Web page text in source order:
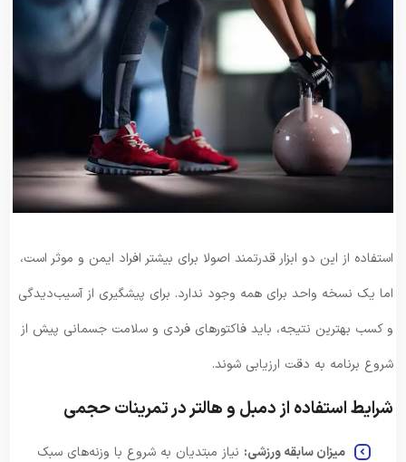
استفاده از این دو ابزار قدرتمند اصولا برای بیشتر افراد ایمن و موثر است،
اما یک نسخه واحد برای همه وجود ندارد. برای پیشگیری از آسیب‌دیدگی
و کسب بهترین نتیجه، باید فاکتورهای فردی و سلامت جسمانی پیش از
شروع برنامه به دقت ارزیابی شوند.
شرایط استفاده از دمبل و هالتر در تمرینات حجمی
میزان سابقه ورزشی: نیاز مبتدیان به شروع با وزنه‌های سبک